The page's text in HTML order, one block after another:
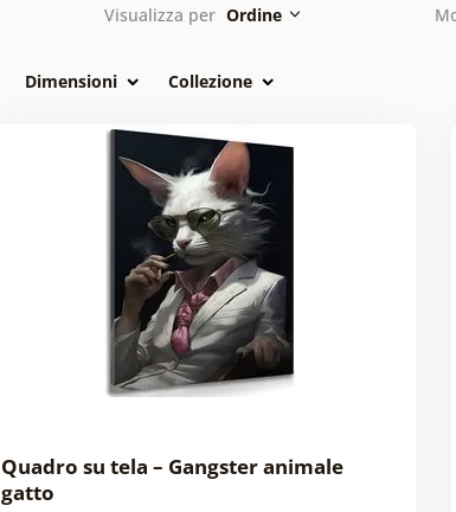
Visualizza per Ordine
Dimensioni Collezione
Quadro su tela – Gangster animale
gatto